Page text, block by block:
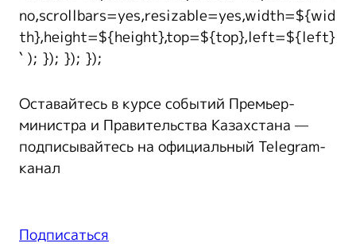
no,scrollbars=yes,resizable=yes,width=${wid
th},height=${height},top=${top},left=${left}
` ); }); }); });
Оставайтесь в курсе событий Премьер-
министра и Правительства Казахстана —
подписывайтесь на официальный Telegram-
канал
Подписаться